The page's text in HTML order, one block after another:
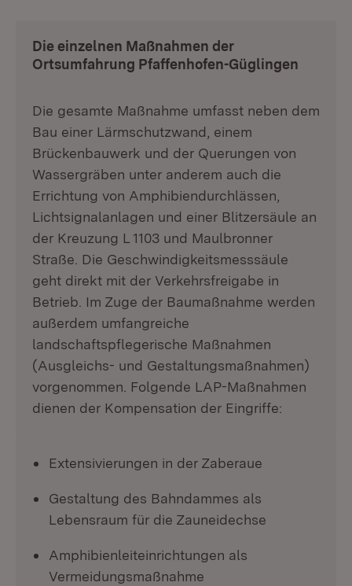
Die einzelnen Maßnahmen der
Ortsumfahrung Pfaffenhofen-Güglingen
Die gesamte Maßnahme umfasst neben dem
Bau einer Lärmschutzwand, einem
Brückenbauwerk und der Querungen von
Wassergräben unter anderem auch die
Errichtung von Amphibiendurchlässen,
Lichtsignalanlagen und einer Blitzersäule an
der Kreuzung L 1103 und Maulbronner
Straße. Die Geschwindigkeitsmesssäule
geht direkt mit der Verkehrsfreigabe in
Betrieb. Im Zuge der Baumaßnahme werden
außerdem umfangreiche
landschaftspflegerische Maßnahmen
(Ausgleichs- und Gestaltungsmaßnahmen)
vorgenommen. Folgende LAP-Maßnahmen
dienen der Kompensation der Eingriffe:
Extensivierungen in der Zaberaue
Gestaltung des Bahndammes als
Lebensraum für die Zauneidechse
Amphibienleiteinrichtungen als
Vermeidungsmaßnahme